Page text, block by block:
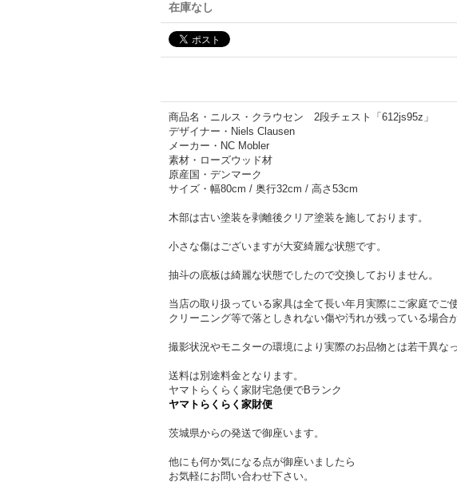
在庫なし
商品名・ニルス・クラウセン 2段チェスト「612js95z」
デザイナー・Niels Clausen
メーカー・NC Mobler
素材・ローズウッド材
原産国・デンマーク
サイズ・幅80cm / 奥行32cm / 高さ53cm
木部は古い塗装を剥離後クリア塗装を施しております。
小さな傷はございますが大変綺麗な状態です。
抽斗の底板は綺麗な状態でしたので交換しておりません。
当店の取り扱っている家具は全て長い年月実際にご家庭でご
クリーニング等で落としきれない傷や汚れが残っている場合
撮影状況やモニターの環境により実際のお品物とは若干異な
送料は別途料金となります。
ヤマトらくらく家財宅急便でBランク
ヤマトらくらく家財便
茨城県からの発送で御座います。
他にも何か気になる点が御座いましたら
お気軽にお問い合わせ下さい。